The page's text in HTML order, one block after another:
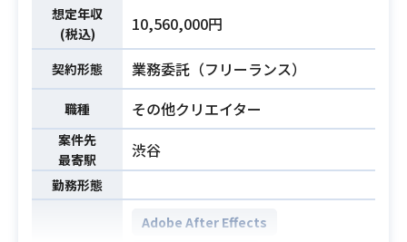
必須スキル
出下さい。）
・下記のソフトを使用した実務経験
が1年以上有る事
-AfterEffect
-Photoshop
-Illustrator
想定年収
(税込)
10,560,000円
契約形態 業務委託（フリーランス）
職種 その他クリエイター
案件先
最寄駅
渋谷
勤務形態
Adobe After Effects